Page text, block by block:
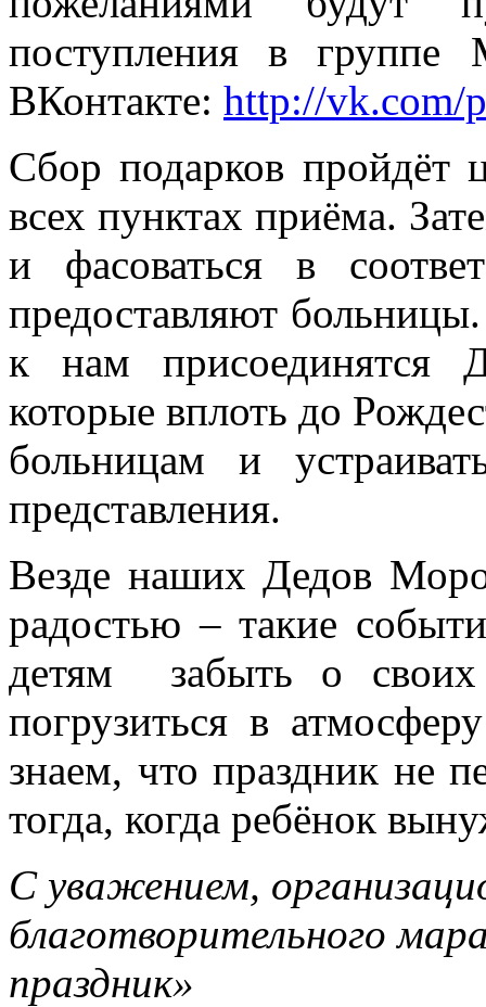
поступления в группе
ВКонтакте: http://vk.com/
Сбор подарков пройдёт
всех пунктах приёма.
и фасоваться в
предоставляют
к нам присоединятся
которые вплоть до
больницам и
представления.
Везде наших Дедов
радостью – такие
детям забыть о своих
погрузиться в
знаем, что праздник не
тогда, когда ребёнок
С уважением,
благотворительного
праздник»